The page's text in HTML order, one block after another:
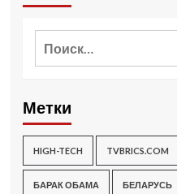
Метки
HIGH-TECH TVBRICS.COM
БАРАК ОБАМА БЕЛАРУСЬ